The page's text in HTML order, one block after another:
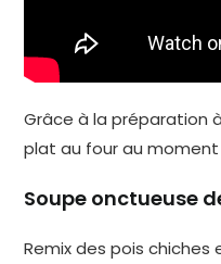
Grâce à la préparation
plat au four au moment
Soupe onctueuse
Remix des pois chiches